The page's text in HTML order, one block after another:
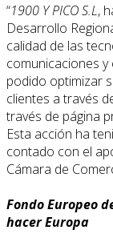
“1900 Y PICO S.L,
Desarrollo
calidad de las
comunicaciones y
podido optimizar
clientes a través
través de página
Esta acción ha
contado con el
Cámara de
Fondo Europeo
hacer Europa